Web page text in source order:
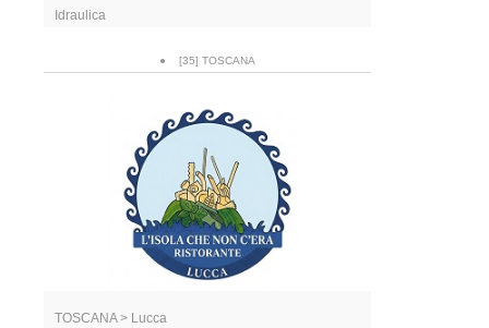
Idraulica
[35] TOSCANA
TOSCANA > Lucca